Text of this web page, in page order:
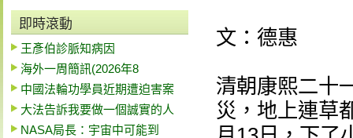
即時滾動
王彥伯診脈知病因
海外一周簡訊(2026年8
中國法輪功學員近期遭迫害案
大法告訴我要做一個誠實的人
NASA局長：宇宙中可能到
文：德惠
清朝康熙二十
災，地上連草